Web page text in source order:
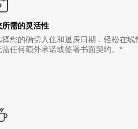
所需的灵活性
择您的确切入住和退房日期，轻松在线
需任何额外承诺或签署书面契约。*